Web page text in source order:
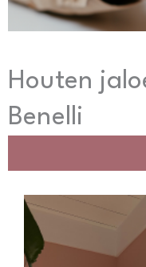
Houten
Benelli